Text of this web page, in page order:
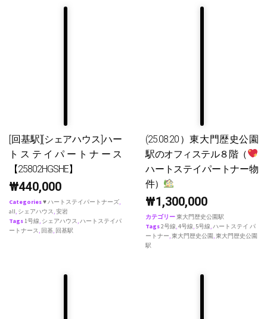
[回基駅][シェアハウス]ハー
トステイパートナース
【25802HGSHE】
₩440,000
Categories♥ ハートステイパートナーズ,
all, シェアハウス,安岩
Tags1号線, シェアハウス,ハートステイパ
ートナース, 回基, 回基駅
(25.08.20）東大門歴史公園
駅のオフィステル８階（
ハートステイパートナー物
件）
₩1,300,000
カテゴリー東大門歴史公園駅
Tags2号線,4号線, 5号線,ハートステイ パ
ートナー,東大門歴史公園,東大門歴史公園
駅